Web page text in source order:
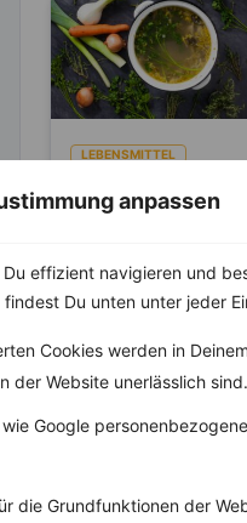
anpassen
effizient navigieren und
Du unten unter jeder
Cookies werden in
der Website unerlässlich
Google
die Grundfunktionen der
LEBENSMITTEL
Kennst du die
Unterschiede
Fond und
Bouillon?
Brühe reicht bis in die
Antike zurück, wo sie
Kulturen...